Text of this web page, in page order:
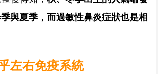
與夏季，而過敏性鼻炎症狀也是相
左右免疫系統